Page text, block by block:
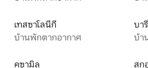
เทสซาโลนีกี
บ้านพักตากอากาศ
บารี
บ้า
คซามิล
สก